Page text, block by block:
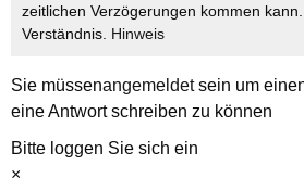
zeitlichen Verzögerungen kommen
Verständnis. Hinweis
Sie müssenangemeldetsein um
eine Antwort schreiben zu können
Bitte loggen Sie sich ein
×